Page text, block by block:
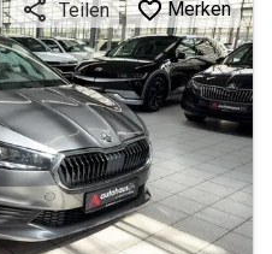
Teilen Merken